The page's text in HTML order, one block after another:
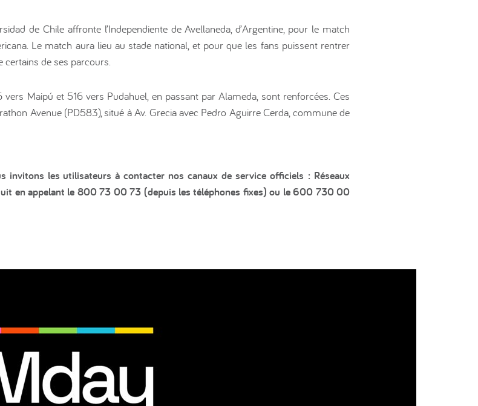
de Chile affronte l’Independiente de Avellaneda, d’Argentine, pour le match
Le match aura lieu au stade national, et pour que les fans puissent rentrer
certains de ses parcours.
Maipú et 516 vers Pudahuel, en passant par Alameda, sont renforcées. Ces
Avenue (PD583), situé à Av. Grecia avec Pedro Aguirre Cerda, commune de
invitons les utilisateurs à contacter nos canaux de service officiels : Réseaux
en appelant le 800 73 00 73 (depuis les téléphones fixes) ou le 600 730 00